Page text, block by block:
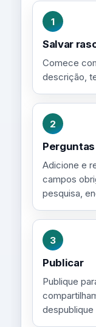
1
Salvar
Comece
descrição,
2
Perguntas
Adicione e
campos
pesquisa,
3
Publicar
Publique